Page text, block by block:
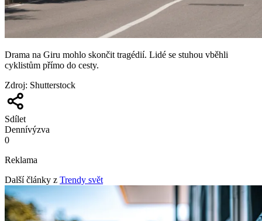
Drama na Giru mohlo skončit tragédií. Lidé se stuhou vběhli
cyklistům přímo do cesty.
Zdroj: Shutterstock
Sdílet
Dennívýzva
0
Reklama
Další články z Trendy svět